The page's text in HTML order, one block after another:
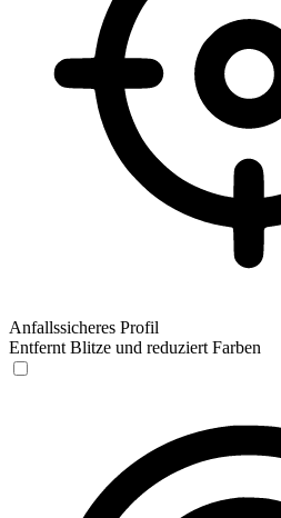
Anfallssicheres Profil
Entfernt Blitze und reduziert Farben